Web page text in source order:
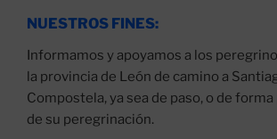
NUESTROS FINES:
Informamos y apoyamos a los
la provincia de León de camino a
Compostela, ya sea de paso, o de
de su peregrinación.